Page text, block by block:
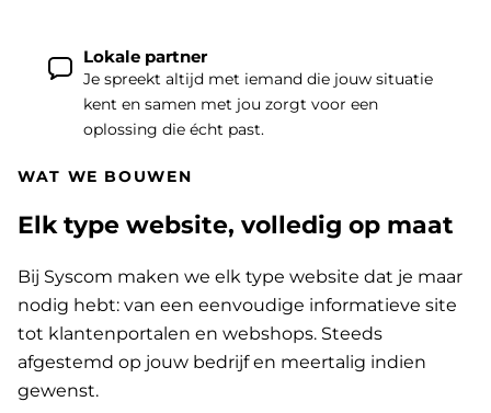
Lokale partner
Je spreekt altijd met iemand die jouw situatie
kent en samen met jou zorgt voor een
oplossing die écht past.
WAT WE BOUWEN
Elk type website, volledig op maat
Bij Syscom maken we elk type website dat je maar
nodig hebt: van een eenvoudige informatieve site
tot klantenportalen en webshops. Steeds
afgestemd op jouw bedrijf en meertalig indien
gewenst.